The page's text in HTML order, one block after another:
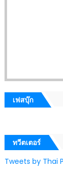
เฟสบุ๊ก
ทวีตเตอร์
Tweets by Thai